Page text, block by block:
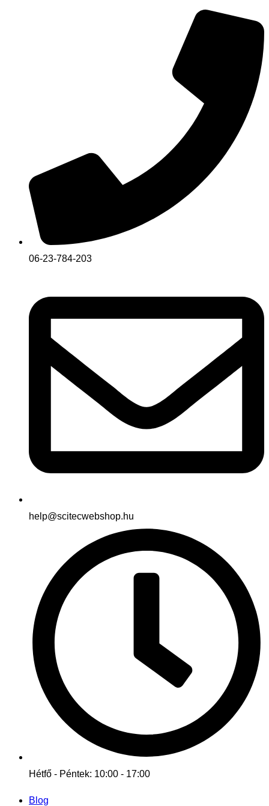
06-23-784-203
help@scitecwebshop.hu
Hétfő - Péntek: 10:00 - 17:00
Blog